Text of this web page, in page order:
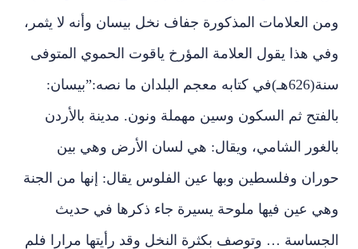
ومن العلامات المذكورة جفاف نخل بيسان وأنه لا يثمر،
وفي هذا يقول العلامة المؤرخ ياقوت الحموي المتوفى
سنة(626هـ)في كتابه معجم البلدان ما نصه:”بيسان:
بالفتح ثم السكون وسين مهملة ونون. مدينة بالأردن
بالغور الشامي، ويقال: هي لسان الأرض وهي بين
حوران وفلسطين وبها عين الفلوس يقال: إنها من الجنة
وهي عين فيها ملوحة يسيرة جاء ذكرها في حديث
الجساسة … وتوصف بكثرة النخل وقد رأيتها مرارا فلم